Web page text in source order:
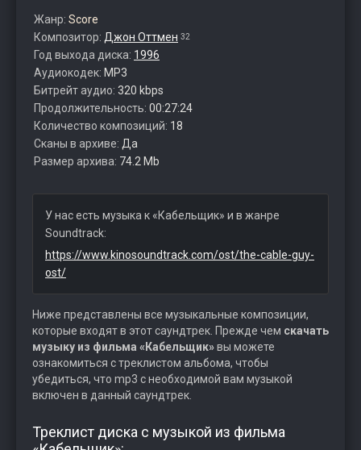
Жанр: Score
Композитор: Джон Оттмен 32
Год выхода диска: 1996
Аудиокодек: MP3
Битрейт аудио: 320 kbps
Продолжительность: 00:27:24
Количество композиций: 18
Сканы в архиве: Да
Размер архива: 74.2 Mb
У нас есть музыка к «Кабельщик» и в жанре
Soundtrack:
https://www.kinosoundtrack.com/ost/the-cable-guy-
ost/
Ниже представлены все музыкальные композиции,
которые входят в этот саундтрек. Прежде чем скачать
музыку из фильма «Кабельщик»вы можете
ознакомиться с треклистом альбома, чтобы
убедиться, что mp3 с необходимой вам музыкой
включен в данный саундтрек.
Треклист диска с музыкой из фильма